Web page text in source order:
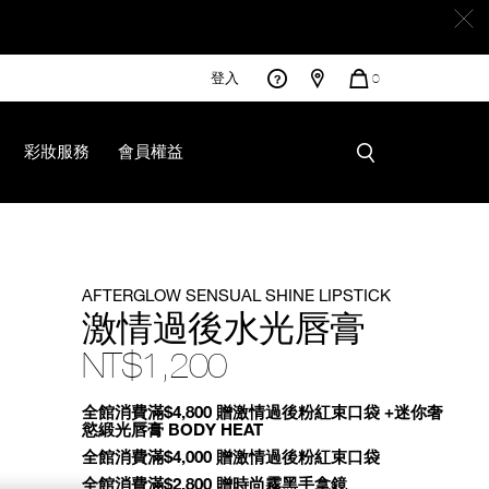
登入
您
0
彩妝服務 會員權益
AFTERGLOW SENSUAL SHINE LIPSTICK
激情過後水光唇膏
NT$1,200
Promotions
全館消費滿$4,800 贈激情過後粉紅束口袋 +迷你奢
慾緞光唇膏 BODY HEAT
全館消費滿$4,000 贈激情過後粉紅束口袋
全館消費滿$2,800 贈時尚霧黑手拿鏡